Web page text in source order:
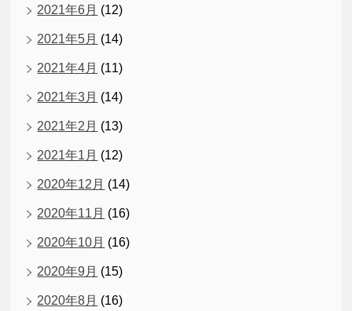
2021年6月 (12)
2021年5月 (14)
2021年4月 (11)
2021年3月 (14)
2021年2月 (13)
2021年1月 (12)
2020年12月 (14)
2020年11月 (16)
2020年10月 (16)
2020年9月 (15)
2020年8月 (16)